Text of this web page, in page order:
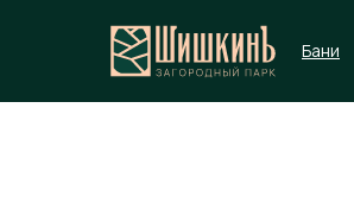
Бани
Бани